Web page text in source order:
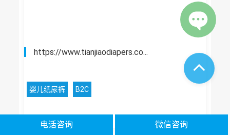
https://www.tianjiaodiapers.co...
婴儿纸尿裤 B2C
微信咨询
电话咨询